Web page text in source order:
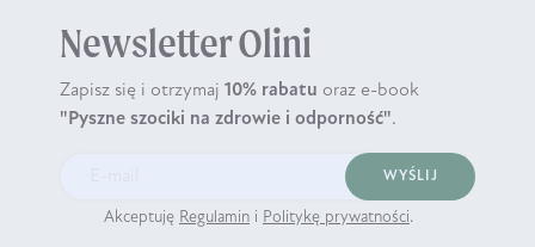
Newsletter Olini
Zapisz się i otrzymaj 10% rabatu oraz e-book
"Pyszne szociki na zdrowie i odporność".
WYŚLIJ
Akceptuję Regulamin i Politykę prywatności.